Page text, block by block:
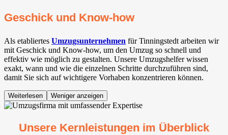
Geschick und Know-how
Als etabliertes Umzugsunternehmen für Tinningstedt arbeiten wir
mit Geschick und Know-how, um den Umzug so schnell und
effektiv wie möglich zu gestalten. Unsere Umzugshelfer wissen
exakt, wann und wie die einzelnen Schritte durchzuführen sind,
damit Sie sich auf wichtigere Vorhaben konzentrieren können.
Weiterlesen Weniger anzeigen
Unsere Kernleistungen im Überblick